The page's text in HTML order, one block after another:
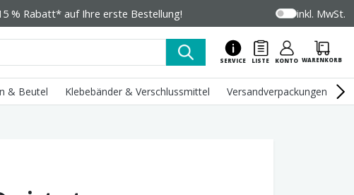
% Rabatt* auf Ihre erste Bestellung! inkl. MwSt.
SERVICE LISTE KONTO WARENKORB
& Beutel Klebebänder & Verschlussmittel Versandverpackungen